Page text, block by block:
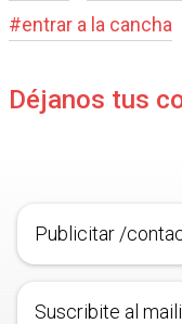
#entrar a la cancha
Déjanos tus
Publicitar /
Suscribite al